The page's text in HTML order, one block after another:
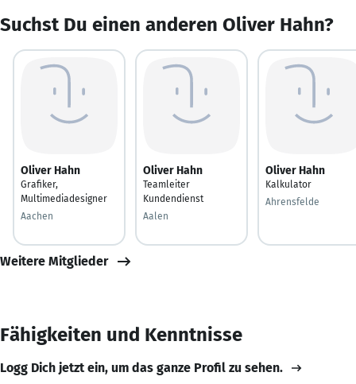
Suchst Du einen anderen Oliver Hahn?
Oliver Hahn
Grafiker,
Multimediadesigner
Aachen
Oliver Hahn
Teamleiter
Kundendienst
Aalen
Oliver Hahn
Kalkulator
Ahrensfelde
Weitere Mitglieder
Fähigkeiten und Kenntnisse
Logg Dich jetzt ein, um das ganze Profil zu sehen.